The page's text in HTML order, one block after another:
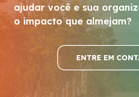
ajudar você e sua
o impacto que almejam?
ENTRE EM